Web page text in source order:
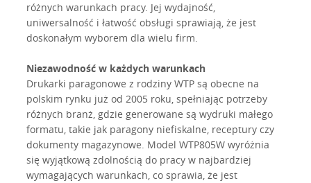
różnych warunkach pracy. Jej wydajność,
uniwersalność i łatwość obsługi sprawiają, że jest
doskonałym wyborem dla wielu firm.
Niezawodność w każdych warunkach
Drukarki paragonowe z rodziny WTP są obecne na
polskim rynku już od 2005 roku, spełniając potrzeby
różnych branż, gdzie generowane są wydruki małego
formatu, takie jak paragony niefiskalne, receptury czy
dokumenty magazynowe. Model WTP805W wyróżnia
się wyjątkową zdolnością do pracy w najbardziej
wymagających warunkach, co sprawia, że jest